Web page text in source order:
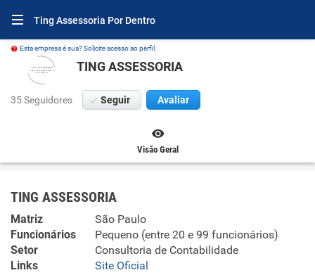
Ting Assessoria Por Dentro
Esta empresa é sua? Solicite acesso ao perfil.
TING ASSESSORIA
35 Seguidores Seguir Avaliar
Visão Geral
TING ASSESSORIA
Matriz
São Paulo
Funcionários
Pequeno (entre 20 e 99 funcionários)
Setor
Consultoria de Contabilidade
Links
Site Oficial